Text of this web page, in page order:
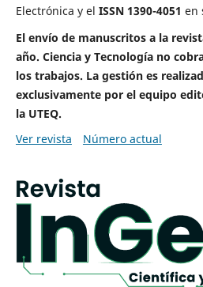
Electrónica y el ISSN 1390-4051 en
El envío de manuscritos a la
año. Ciencia y Tecnología no
los trabajos. La gestión es
exclusivamente por el equipo
la UTEQ.
Ver revista
Número actual